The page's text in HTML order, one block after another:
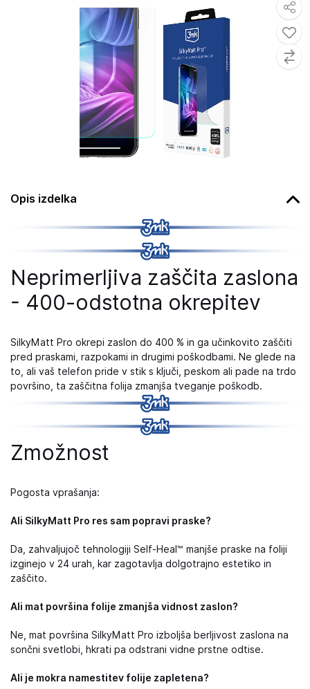
Opis izdelka
Neprimerljiva zaščita zaslona
- 400-odstotna okrepitev
SilkyMatt Pro okrepi zaslon do 400 % in ga učinkovito zaščiti
pred praskami, razpokami in drugimi poškodbami. Ne glede na
to, ali vaš telefon pride v stik s ključi, peskom ali pade na trdo
površino, ta zaščitna folija zmanjša tveganje poškodb.
Zmožnost
Pogosta vprašanja:
Ali SilkyMatt Pro res sam popravi praske?
Da, zahvaljujoč tehnologiji Self-Heal™ manjše praske na foliji
izginejo v 24 urah, kar zagotavlja dolgotrajno estetiko in
zaščito.
Ali mat površina folije zmanjša vidnost zaslon?
Ne, mat površina SilkyMatt Pro izboljša berljivost zaslona na
sončni svetlobi, hkrati pa odstrani vidne prstne odtise.
Ali je mokra namestitev folije zapletena?